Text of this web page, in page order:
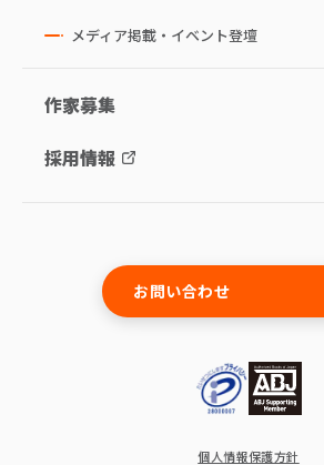
メディア掲載・イベント登壇
作家募集
採用情報
お問い合わせ
個人情報保護方針